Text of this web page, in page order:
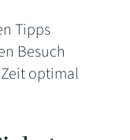
Tipps
Besuch
optimal